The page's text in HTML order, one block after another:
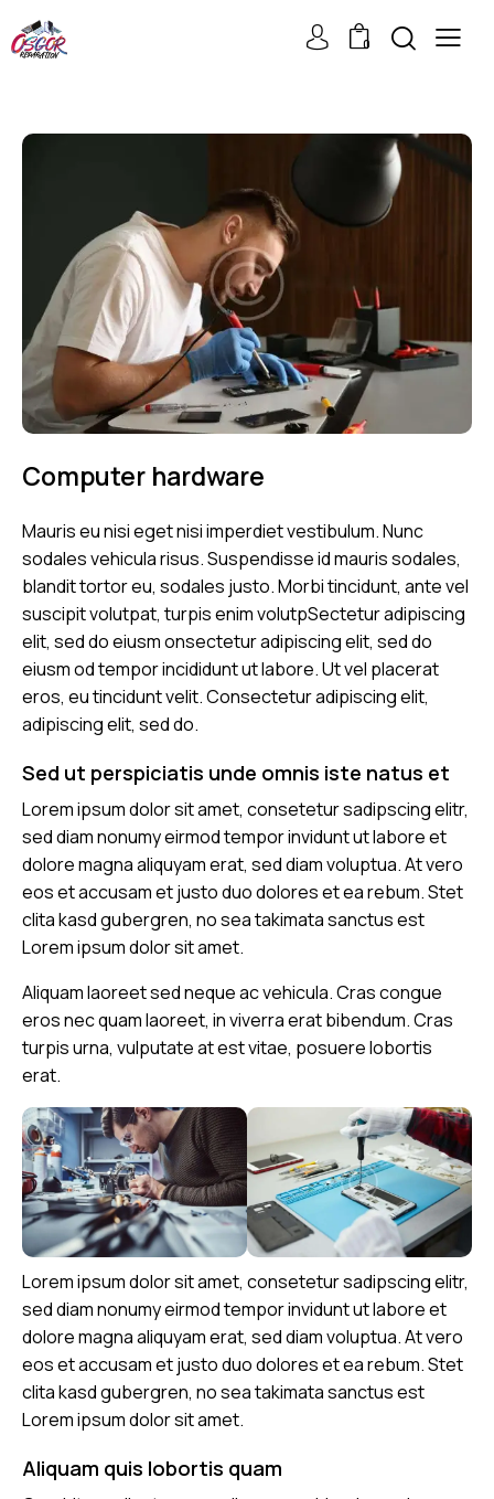
0
Computer hardware
Mauris eu nisi eget nisi imperdiet vestibulum. Nunc
sodales vehicula risus. Suspendisse id mauris sodales,
blandit tortor eu, sodales justo. Morbi tincidunt, ante vel
suscipit volutpat, turpis enim volutpSectetur adipiscing
elit, sed do eiusm onsectetur adipiscing elit, sed do
eiusm od tempor incididunt ut labore. Ut vel placerat
eros, eu tincidunt velit. Consectetur adipiscing elit,
adipiscing elit, sed do.
Sed ut perspiciatis unde omnis iste natus et
Lorem ipsum dolor sit amet, consetetur sadipscing elitr,
sed diam nonumy eirmod tempor invidunt ut labore et
dolore magna aliquyam erat, sed diam voluptua. At vero
eos et accusam et justo duo dolores et ea rebum. Stet
clita kasd gubergren, no sea takimata sanctus est
Lorem ipsum dolor sit amet.
Aliquam laoreet sed neque ac vehicula. Cras congue
eros nec quam laoreet, in viverra erat bibendum. Cras
turpis urna, vulputate at est vitae, posuere lobortis
erat.
Lorem ipsum dolor sit amet, consetetur sadipscing elitr,
sed diam nonumy eirmod tempor invidunt ut labore et
dolore magna aliquyam erat, sed diam voluptua. At vero
eos et accusam et justo duo dolores et ea rebum. Stet
clita kasd gubergren, no sea takimata sanctus est
Lorem ipsum dolor sit amet.
Aliquam quis lobortis quam